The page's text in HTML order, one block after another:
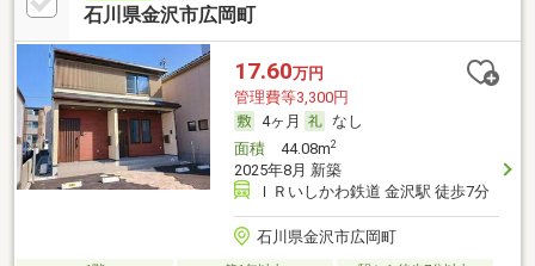
石川県金沢市広岡町
17.60万円
管理費等3,300円
4ヶ月
なし
面積44.08m2
2025年8月 新築
ＩＲいしかわ鉄道 金沢駅 徒歩7分
石川県金沢市広岡町